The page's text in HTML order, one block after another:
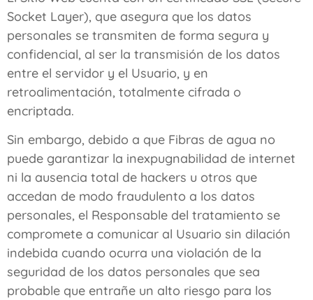
Socket Layer), que asegura que los datos
personales se transmiten de forma segura y
confidencial, al ser la transmisión de los datos
entre el servidor y el Usuario, y en
retroalimentación, totalmente cifrada o
encriptada.
Sin embargo, debido a que Fibras de agua no
puede garantizar la inexpugnabilidad de internet
ni la ausencia total de hackers u otros que
accedan de modo fraudulento a los datos
personales, el Responsable del tratamiento se
compromete a comunicar al Usuario sin dilación
indebida cuando ocurra una violación de la
seguridad de los datos personales que sea
probable que entrañe un alto riesgo para los